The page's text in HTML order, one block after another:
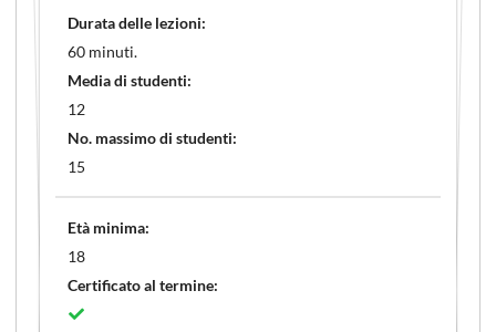
Durata delle lezioni:
60 minuti.
Media di studenti:
12
No. massimo di studenti:
15
Età minima:
18
Certificato al termine: